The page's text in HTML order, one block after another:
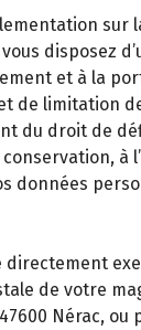
sur
disposez
et à la
de limitation
du droit de
à
données
directement
de votre
Nérac, ou